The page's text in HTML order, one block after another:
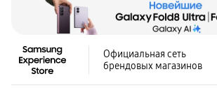
Официальная сеть
брендовых магазинов